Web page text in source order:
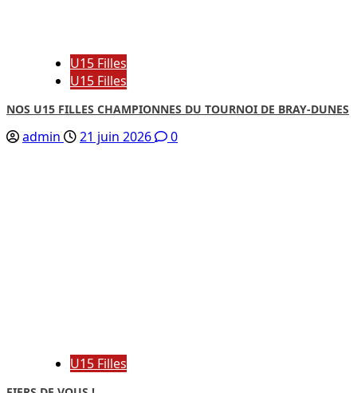
U15 Filles
U15 Filles
NOS U15 FILLES CHAMPIONNES DU TOURNOI DE BRAY-DUNES
admin 21 juin 2026 0
U15 Filles